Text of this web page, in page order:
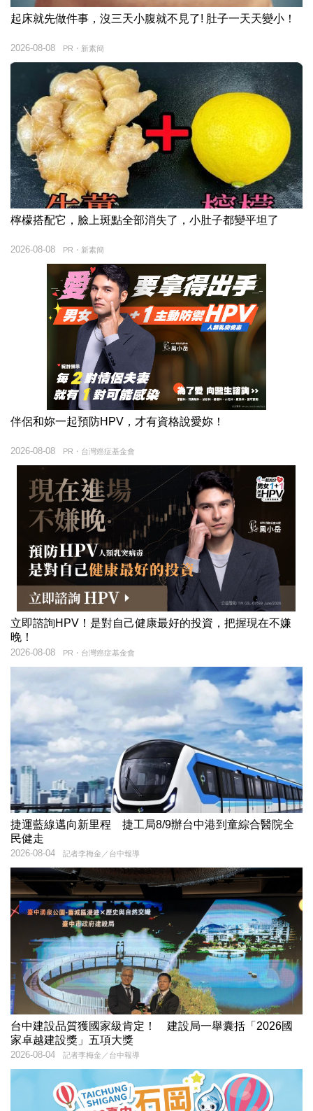
起床就先做件事，沒三天小腹就不見了! 肚子一天天變小！
PR・新素簡
2026-08-08
檸檬搭配它，臉上斑點全部消失了，小肚子都變平坦了
PR・新素簡
2026-08-08
伴侶和妳一起預防HPV，才有資格說愛妳！
PR・台灣癌症基金會
2026-08-08
立即諮詢HPV！是對自己健康最好的投資，把握現在不嫌
晚！
PR・台灣癌症基金會
2026-08-08
捷運藍線邁向新里程 捷工局8/9辦台中港到童綜合醫院全
民健走
記者李梅金／台中報導
2026-08-04
台中建設品質獲國家級肯定！ 建設局一舉囊括「2026國
家卓越建設獎」五項大獎
記者李梅金／台中報導
2026-08-04